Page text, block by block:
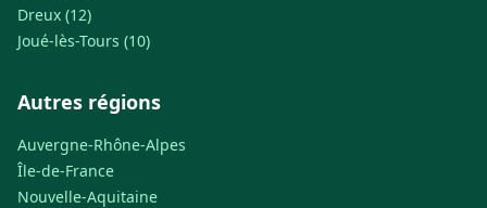
Dreux (12)
Joué-lès-Tours (10)
Autres régions
Auvergne-Rhône-Alpes
Île-de-France
Nouvelle-Aquitaine